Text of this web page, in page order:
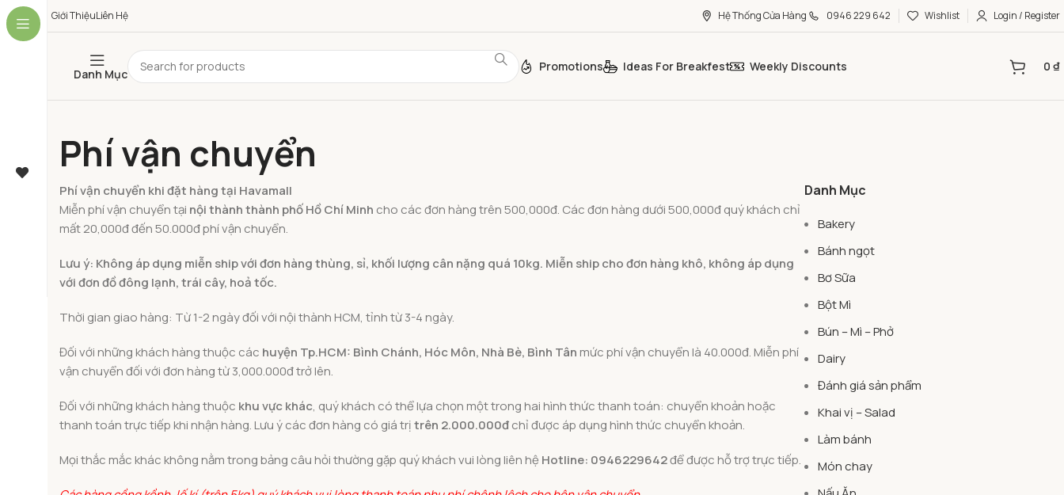
Giới ThiệuLiên Hệ Hệ Thống Cửa Hàng 0946 229 642 Wishlist Login / Register
Danh Mục
Promotions Ideas For Breakfest Weekly Discounts 0 ₫
Phí vận chuyển
Phí vận chuyển khi đặt hàng tại Havamall
Miễn phí vận chuyển tại nội thành thành phố Hồ Chí Minh cho các đơn hàng trên 500,000đ. Các đơn hàng dưới 500,000đ quý khách chỉ
mất 20,000đ đến 50.000đ phí vận chuyển.
Lưu ý: Không áp dụng miễn ship với đơn hàng thùng, sỉ, khối lượng cân nặng quá 10kg. Miễn ship cho đơn hàng khô, không áp dụng
với đơn đồ đông lạnh, trái cây, hoả tốc.
Thời gian giao hàng: Từ 1-2 ngày đối với nội thành HCM, tỉnh từ 3-4 ngày.
Đối với những khách hàng thuộc các huyện Tp.HCM: Bình Chánh, Hóc Môn, Nhà Bè, Bình Tân mức phí vận chuyển là 40.000đ. Miễn phí
vận chuyển đối với đơn hàng từ 3,000.000đ trở lên.
Đối với những khách hàng thuộc khu vực khác, quý khách có thể lựa chọn một trong hai hình thức thanh toán: chuyển khoản hoặc
thanh toán trực tiếp khi nhận hàng. Lưu ý các đơn hàng có giá trịtrên 2.000.000đchỉ được áp dụng hình thức chuyển khoản.
Mọi thắc mắc khác không nằm trong bảng câu hỏi thường gặp quý khách vui lòng liên hệ Hotline: 0946229642để được hỗ trợ trực tiếp.
Danh Mục
Bakery
Bánh ngọt
Bơ Sữa
Bột Mì
Bún – Mì – Phở
Dairy
Đánh giá sản phẩm
Khai vị – Salad
Làm bánh
Món chay